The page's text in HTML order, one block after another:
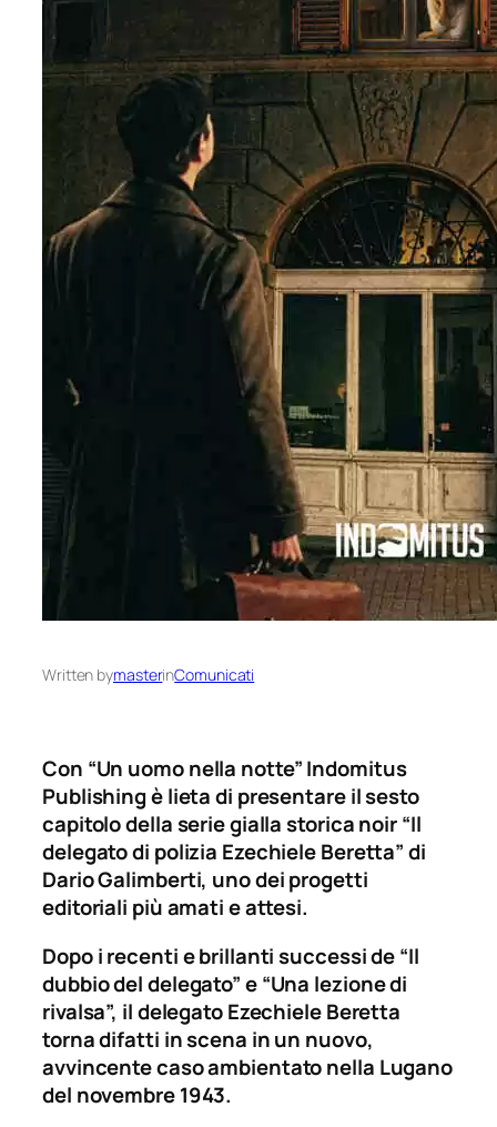
Written bymasterinComunicati
Con “Un uomo nella notte” Indomitus
Publishing è lieta di presentare il sesto
capitolo della serie gialla storica noir “Il
delegato di polizia Ezechiele Beretta” di
Dario Galimberti, uno dei progetti
editoriali più amati e attesi.
Dopo i recenti e brillanti successi de “Il
dubbio del delegato” e “Una lezione di
rivalsa”, il delegato Ezechiele Beretta
torna difatti in scena in un nuovo,
avvincente caso ambientato nella Lugano
del novembre 1943.